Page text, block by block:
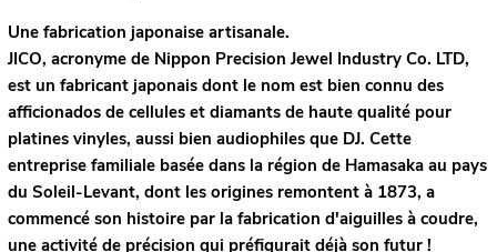
Une fabrication japonaise artisanale.
JICO, acronyme de Nippon Precision Jewel Industry Co. LTD,
est un fabricant japonais dont le nom est bien connu des
afficionados de cellules et diamants de haute qualité pour
platines vinyles, aussi bien audiophiles que DJ. Cette
entreprise familiale basée dans la région de Hamasaka au pays
du Soleil-Levant, dont les origines remontent à 1873, a
commencé son histoire par la fabrication d'aiguilles à coudre,
une activité de précision qui préfigurait déjà son futur !